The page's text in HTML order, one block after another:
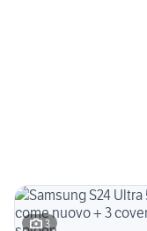
3